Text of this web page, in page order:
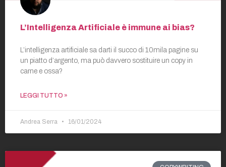
L’Intelligenza Artificiale è immune ai bias?
L’intelligenza artificiale sa darti il succo di 10mila pagine su
un piatto d’argento, ma può davvero sostituire un copy in
carne e ossa?
LEGGI TUTTO »
Andrea Serra 16/01/2024